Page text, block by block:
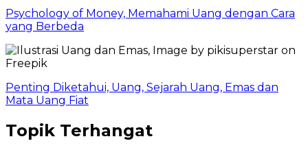
Psychology of Money, Memahami Uang dengan Cara
yang Berbeda
Penting Diketahui, Uang, Sejarah Uang, Emas dan
Mata Uang Fiat
Topik Terhangat